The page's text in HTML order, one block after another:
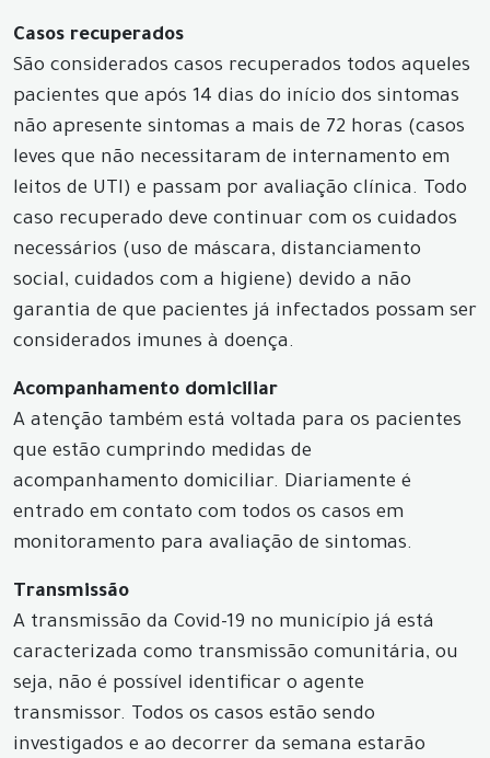
Casos recuperados
São considerados casos recuperados todos aqueles
pacientes que após 14 dias do início dos sintomas
não apresente sintomas a mais de 72 horas (casos
leves que não necessitaram de internamento em
leitos de UTI) e passam por avaliação clínica. Todo
caso recuperado deve continuar com os cuidados
necessários (uso de máscara, distanciamento
social, cuidados com a higiene) devido a não
garantia de que pacientes já infectados possam ser
considerados imunes à doença.
Acompanhamento domiciliar
A atenção também está voltada para os pacientes
que estão cumprindo medidas de
acompanhamento domiciliar. Diariamente é
entrado em contato com todos os casos em
monitoramento para avaliação de sintomas.
Transmissão
A transmissão da Covid-19 no município já está
caracterizada como transmissão comunitária, ou
seja, não é possível identificar o agente
transmissor. Todos os casos estão sendo
investigados e ao decorrer da semana estarão